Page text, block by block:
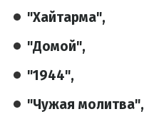
"Хайтарма",
"Домой",
"1944",
"Чужая молитва",